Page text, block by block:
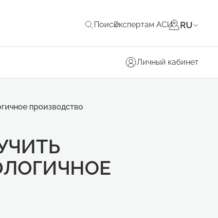
ПоискЭкспертам АСИ RU
Личный кабинет
производство